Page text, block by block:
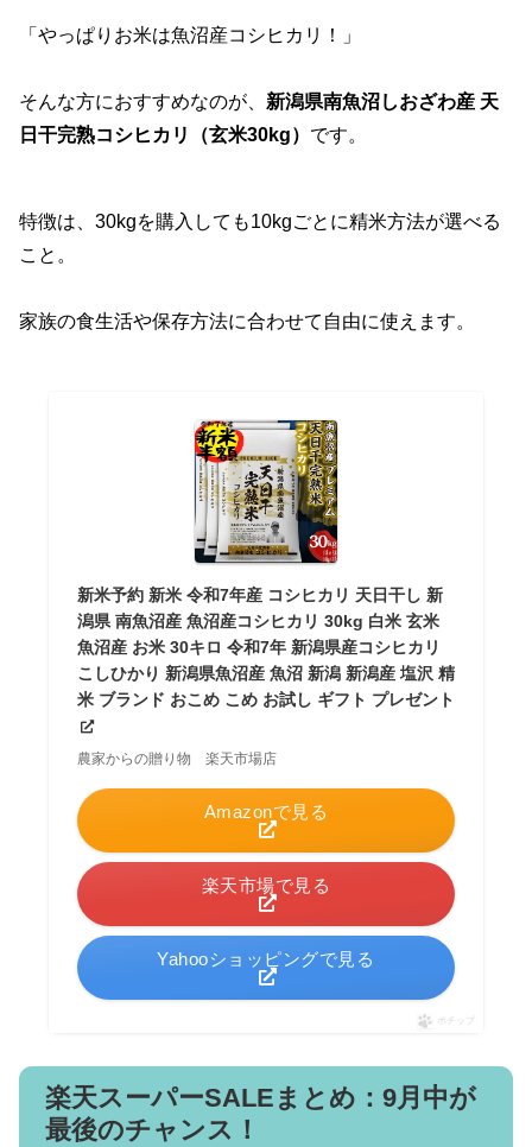
「やっぱりお米は魚沼産コシヒカリ！」
そんな方におすすめなのが、 新潟県南魚沼しおざわ産 天
日干完熟コシヒカリ（玄米30kg） です。
特徴は、30kgを購入しても10kgごとに精米方法が選べる
こと。
家族の食生活や保存方法に合わせて自由に使えます。
新米予約 新米 令和7年産 コシヒカリ 天日干し 新
潟県 南魚沼産 魚沼産コシヒカリ 30kg 白米 玄米
魚沼産 お米 30キロ 令和7年 新潟県産コシヒカリ
こしひかり 新潟県魚沼産 魚沼 新潟 新潟産 塩沢 精
米 ブランド おこめ こめ お試し ギフト プレゼント
農家からの贈り物 楽天市場店
Amazonで見る
楽天市場で見る
Yahooショッピングで見る
ポチップ
楽天スーパーSALEまとめ：9月中が
最後のチャンス！